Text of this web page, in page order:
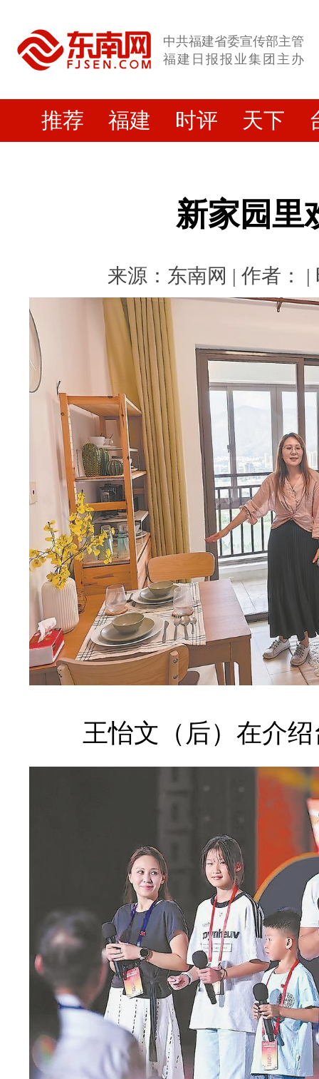
中共福建省委宣传部主管
福建日报报业集团主办
推荐 福建 时评 天下
新家园里
来源：东南网 | 作者： |
王怡文（后）在介